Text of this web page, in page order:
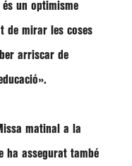
és un optimisme
de mirar les coses
arriscar de
.
matinal a la
ha assegurat també